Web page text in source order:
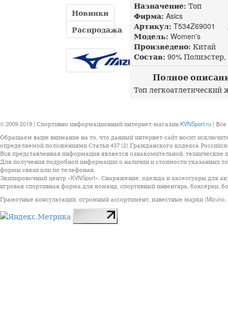
Новинки
Распродажа
Назначение: Топ
Фирма: Asics
Артикул: T534Z69001
Модель: Women's
Произведено: Китай
Состав: 90%
Полное
Топ легкоатлетический
© 2009-2019 | Спортивно информационный интернет-магазин KVNSport.ru |
Обращаем ваше внимание на то, что данный интернет-сайт носит
определяемой положениями Статьи 437 (2) Гражданского кодекса
Вся представленная информация является ознакомительной, технические
Для получения подробной информации о наличии и стоимости указанных
формы связи или по телефонан.
Экипировочный центр «KVNSport». Снаряжение, одежда и аксессуары для
игровая спортивная форма для команд, спортивный инвентярь, боксёрки,
Грамотные консультации, огромный ассортимент, известные марки (Mizuno,